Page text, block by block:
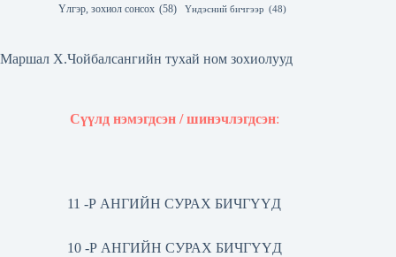
Үлгэр, зохиол сонсох (58) Үндэсний бичгээр (48)
Маршал Х.Чойбалсангийн тухай ном зохиолууд
Сүүлд нэмэгдсэн / шинэчлэгдсэн:
11 -Р АНГИЙН СУРАХ БИЧГҮҮД
10 -Р АНГИЙН СУРАХ БИЧГҮҮД